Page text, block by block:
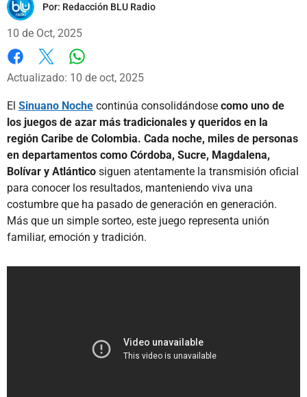
Por: Redacción BLU Radio
10 de Oct, 2025
Facebook
X
Actualizado: 10 de oct, 2025
El Sinuano Noche continúa consolidándose como uno de
los juegos de azar más tradicionales y queridos en la
región Caribe de Colombia. Cada noche, miles de personas
en departamentos como Córdoba, Sucre, Magdalena,
Bolívar y Atlántico siguen atentamente la transmisión oficial
para conocer los resultados, manteniendo viva una
costumbre que ha pasado de generación en generación.
Más que un simple sorteo, este juego representa unión
familiar, emoción y tradición.